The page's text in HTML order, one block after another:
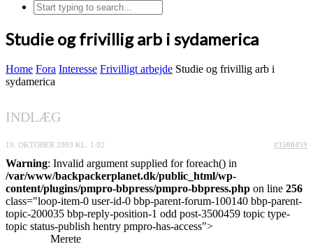
Studie og frivillig arb i sydamerica
Home Fora Interesse Frivilligt arbejde Studie og frivillig arb i
sydamerica
INDLÆG
19. OKTOBER 2003 KL. 1:02 #3500459
Warning: Invalid argument supplied for foreach() in
/var/www/backpackerplanet.dk/public_html/wp-
content/plugins/pmpro-bbpress/pmpro-bbpress.php on line 256
class="loop-item-0 user-id-0 bbp-parent-forum-100140 bbp-parent-
topic-200035 bbp-reply-position-1 odd post-3500459 topic type-
topic status-publish hentry pmpro-has-access">
Merete